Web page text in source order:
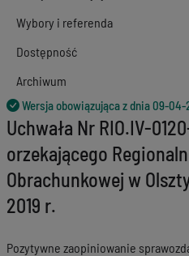
Wybory i referenda
Dostępność
Archiwum
Wersja obowiązująca z dnia09-04-
Uchwała Nr RIO.IV-
orzekającego
Obrachunkowej w
2019 r.
Pozytywne zaopiniowanie